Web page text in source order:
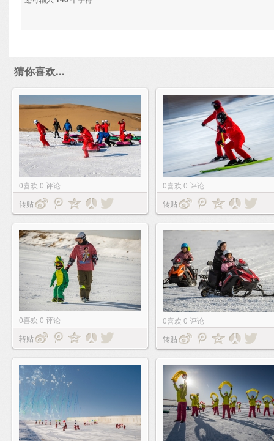
猜你喜欢...
0喜欢 0 评论
转贴
0喜欢 0 评论
转贴
0喜欢 0 评论
转贴
0喜欢 0 评论
转贴